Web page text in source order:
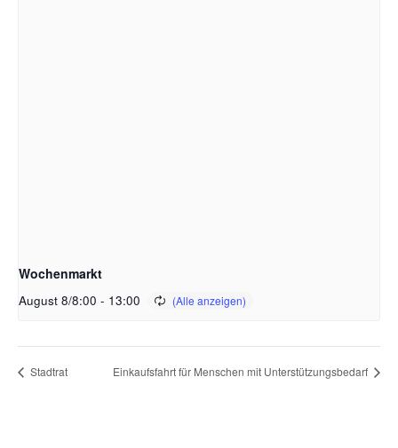
Wochenmarkt
August 8/8:00 - 13:00
Stadtrat Einkaufsfahrt für Menschen mit Unterstützungsbedarf